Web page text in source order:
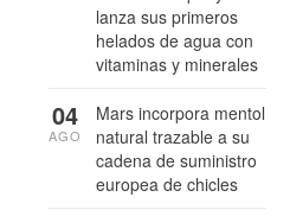
lanza sus primeros
helados de agua con
vitaminas y minerales
Mars incorpora mentol
natural trazable a su
cadena de suministro
europea de chicles
04
AGO